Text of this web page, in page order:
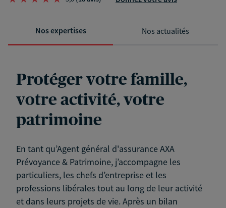
Nos expertises Nos actualités
Protéger votre famille,
votre activité, votre
patrimoine
En tant qu’Agent général d'assurance AXA
Prévoyance & Patrimoine, j’accompagne les
particuliers, les chefs d’entreprise et les
professions libérales tout au long de leur activité
et dans leurs projets de vie. Après un bilan